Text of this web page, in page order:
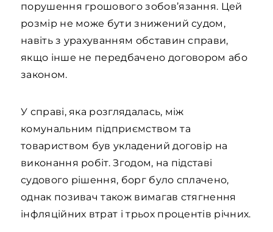
порушення грошового зобов’язання. Цей
розмір не може бути знижений судом,
навіть з урахуванням обставин справи,
якщо інше не передбачено договором або
законом.
У справі, яка розглядалась, між
комунальним підприємством та
товариством був укладений договір на
виконання робіт. Згодом, на підставі
судового рішення, борг було сплачено,
однак позивач також вимагав стягнення
інфляційних втрат і трьох процентів річних.